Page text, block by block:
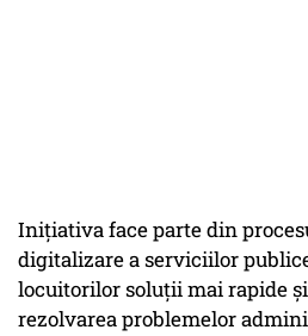
Inițiativa face parte din
digitalizare a serviciilor
locuitorilor soluții mai rapide
rezolvarea problemelor